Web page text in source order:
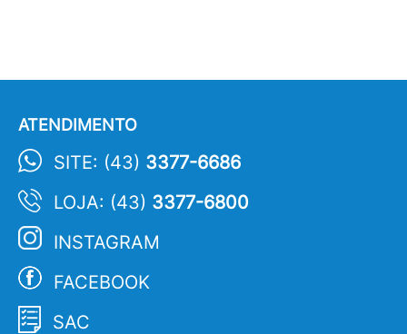
ATENDIMENTO
SITE: (43) 3377-6686
LOJA: (43) 3377-6800
INSTAGRAM
FACEBOOK
SAC